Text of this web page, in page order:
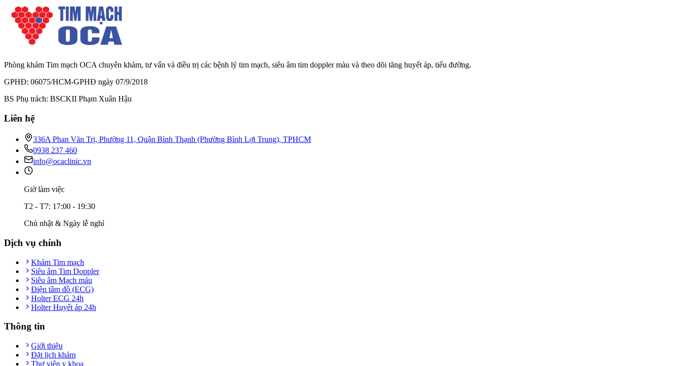
Phòng khám Tim mạch OCA chuyên khám, tư vấn và điều trị các bệnh lý tim mạch, siêu âm tim doppler màu và theo dõi tăng huyết áp, tiểu đường.
GPHĐ: 06075/HCM-GPHĐ ngày 07/9/2018
BS Phụ trách: BSCKII Phạm Xuân Hậu
Liên hệ
336A Phan Văn Trị, Phường 11, Quận Bình Thạnh (Phường Bình Lợi Trung), TPHCM
0938 237 460
info@ocaclinic.vn
Giờ làm việc
T2 - T7: 17:00 - 19:30
Chủ nhật & Ngày lễ nghỉ
Dịch vụ chính
Khám Tim mạch
Siêu âm Tim Doppler
Siêu âm Mạch máu
Điện tâm đồ (ECG)
Holter ECG 24h
Holter Huyết áp 24h
Thông tin
Giới thiệu
Đặt lịch khám
Thư viện y khoa